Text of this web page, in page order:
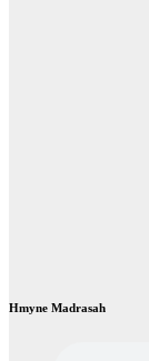
Hmyne Madrasah